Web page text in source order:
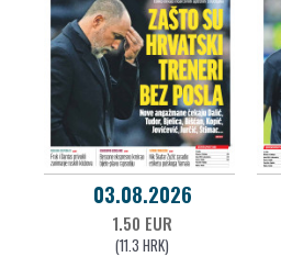
03.08.2026
1.50 EUR
(11.3 HRK)